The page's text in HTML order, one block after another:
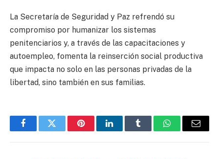
La Secretaría de Seguridad y Paz refrendó su
compromiso por humanizar los sistemas
penitenciarios y, a través de las capacitaciones y
autoempleo, fomenta la reinserción social productiva
que impacta no solo en las personas privadas de la
libertad, sino también en sus familias.
FacebookTwitter PinterestLinkedInTumblr WhatsAppEmail